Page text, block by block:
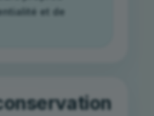
et de